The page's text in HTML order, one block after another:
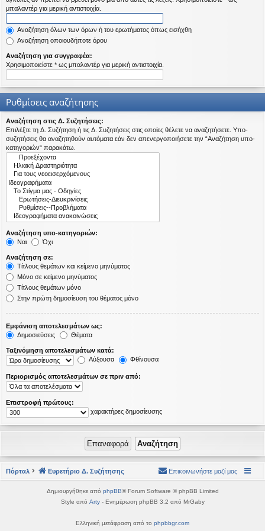
εις
μπαλαντέρ για μερική αντιστοιχία.
Αναζήτηση όλων των όρων ή του ερωτήματος όπως εισήχθη
Αναζήτηση οποιουδήποτε όρου
Αναζήτηση για συγγραφέα:
Χρησιμοποιείστε * ως μπαλαντέρ για μερική αντιστοιχία.
Ρυθμίσεις αναζήτησης
Αναζήτηση στις Δ. Συζητήσεις:
Επιλέξτε τη Δ. Συζήτηση ή τις Δ. Συζητήσεις στις οποίες θέλετε να αναζητήσετε. Υπο-
συζητήσεις θα αναζητηθούν αυτόματα εάν δεν απενεργοποιήσετε την “Αναζήτηση υπο-
κατηγοριών“ παρακάτω.
Αναζήτηση υπο-κατηγοριών:
Ναι
Όχι
Αναζήτηση σε:
Τίτλους θεμάτων και κείμενο μηνύματος
Μόνο σε κείμενο μηνύματος
Τίτλους θεμάτων μόνο
Στην πρώτη δημοσίευση του θέματος μόνο
Εμφάνιση αποτελεσμάτων ως:
Δημοσιεύσεις
Θέματα
Ταξινόμηση αποτελεσμάτων κατά:
Αύξουσα
Φθίνουσα
Περιορισμός αποτελεσμάτων σε πριν από:
Επιστροφή πρώτους:
χαρακτήρες δημοσίευσης
Πόρταλ Ευρετήριο Δ. Συζήτησης Επικοινωνήστε μαζί μας
Δημιουργήθηκε από phpBB® Forum Software © phpBB Limited
Style από Arty- Ενημέρωση phpBB 3.2 από MrGaby
Ελληνική μετάφραση από το phpbbgr.com